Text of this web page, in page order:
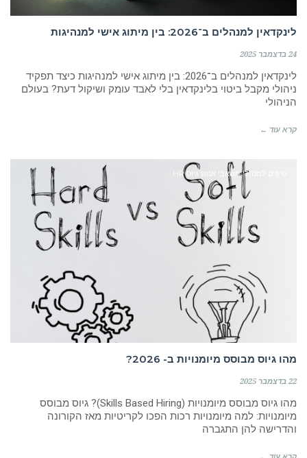
לינקדאין למנהלים ב־2026: בין מיתוג אישי למנהיגות
24 בדצמבר 2025
לינקדאין למנהלים ב־2026: בין מיתוג אישי למנהיגות כיצד תפקיד
ניהולי מקבל ביטוי בלינקדאין בלי לאבד עומק ושיקול דעת? בעולם
הניהולי
קרא עוד ←
טיפים למנהלי משאבי אנוש גיוס HR
מהו גיוס מבוסס מיומנויות ב- 2026?
22 בדצמבר 2025
מהו גיוס מבוסס מיומנויות (Skills Based Hiring)? גיוס מבוסס
מיומנויות: למה מיומנויות רכות הפכו לקריטיות מאז הקורונה
והדרישה להן התגברה
ייעוץ. הקמת מחלקות. לימוד.
אסטרטגיה. חדשנות. שיווק.
מכירות. HR. גיוס עובדים. AI
בא לכם לגדול? זמינה לשיחה
052.6351675